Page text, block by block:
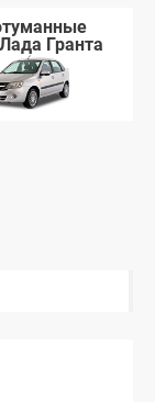
Гранта